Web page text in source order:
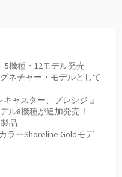
5機種・12モデル発売
ネチャー・モデルとして
キャスター、プレシジョ
ル8機種が追加発売！
品
ラーShoreline Goldモデ